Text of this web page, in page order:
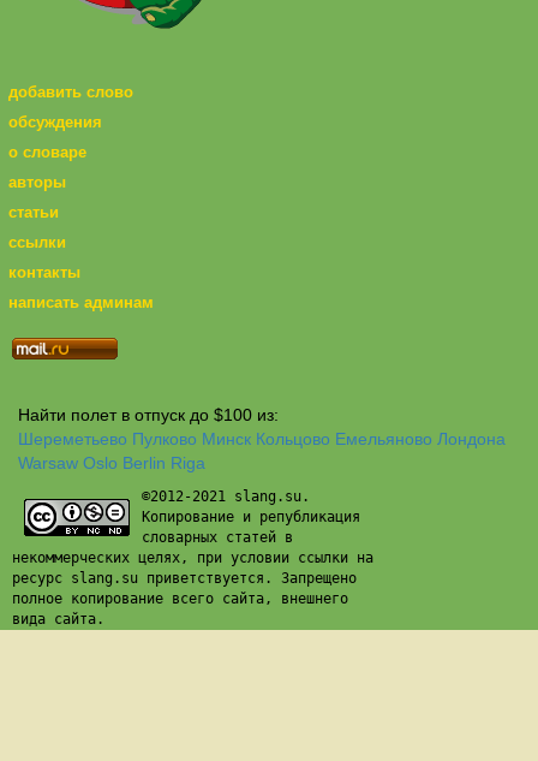
добавить слово
обсуждения
о словаре
авторы
статьи
ссылки
контакты
написать админам
Найти полет в отпуск до $100 из:
Шереметьево Пулково Минск Кольцово Емельяново Лондона
Warsaw Oslo Berlin Riga
©2012-2021 slang.su.
Копирование и републикация
словарных статей в
некоммерческих целях, при условии ссылки на
ресурс slang.su приветствуется. Запрещено
полное копирование всего сайта, внешнего
вида сайта.